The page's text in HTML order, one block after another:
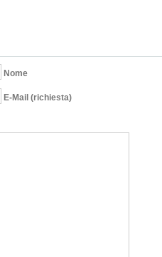
Nome
E-Mail (richiesta)